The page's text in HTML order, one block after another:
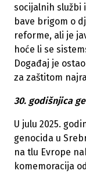
socijalnih službi
bave brigom o
reforme, ali je
hoće li se
Događaj je
za zaštitom
30. godišnjica
U julu 2025.
genocida u
na tlu Evrope
komemoracija